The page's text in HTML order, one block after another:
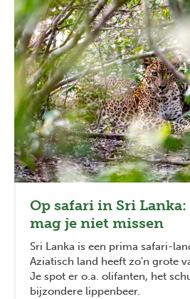
Op safari in Sri Lanka:
mag je niet missen
Sri Lanka is een prima safari-
Aziatisch land heeft zo'n grote
Je spot er o.a. olifanten, het
bijzondere lippenbeer.